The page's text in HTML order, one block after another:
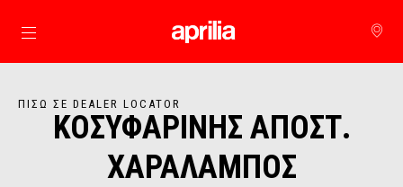
Μετάβαση στο κυρίως περιεχόμενο
ΠΊΣΩ ΣΕ DEALER LOCATOR
ΚΟΣΥΦΑΡΙΝΗΣ ΑΠΟΣΤ.
ΧΑΡΑΛΑΜΠΟΣ